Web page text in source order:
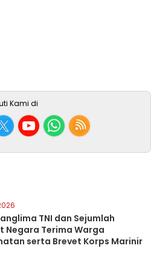
Kami di
TNI dan Sejumlah
Negara Terima Warga
serta Brevet Korps Marinir